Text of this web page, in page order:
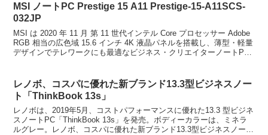
MSI ノートPC Prestige 15 A11 Prestige-15-A11SCS-
032JP
MSI は 2020 年 11 月 第 11 世代インテル Core プロセッサー Adobe
RGB 相当の広色域 15.6 インチ 4K 液晶パネルを搭載し、薄型・軽量
デザインでテレワークにも最適なビジネス・クリエイターノートPC
レノボ、コスパに優れた新ブランド13.3型ビジネスノー
ト「ThinkBook 13s」
レノボは、2019年5月、コストパフォーマンスに優れた13.3 型ビジネ
スノートPC「ThinkBook 13s」を発売。ボディーカラーは、ミネラ
ルグレー。レノボ、コスパに優れた新ブランド13.3型ビジネスノート